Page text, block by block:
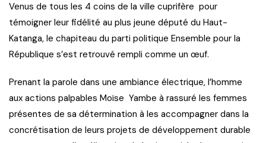
Venus de tous les 4 coins de la ville cuprifère pour
témoigner leur fidélité au plus jeune député du Haut-
Katanga, le chapiteau du parti politique Ensemble pour la
République s’est retrouvé rempli comme un œuf.
Prenant la parole dans une ambiance électrique, l’homme
aux actions palpables Moïse Yambe à rassuré les femmes
présentes de sa détermination à les accompagner dans la
concrétisation de leurs projets de développement durable